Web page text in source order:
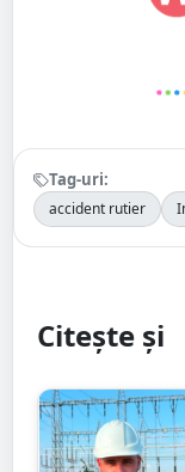
Tag-uri:
accident rutier
Citește și